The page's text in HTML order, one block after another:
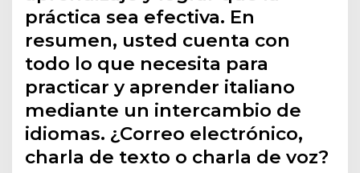
práctica sea efectiva. En
resumen, usted cuenta con
todo lo que necesita para
practicar y aprender italiano
mediante un intercambio de
idiomas. ¿Correo electrónico,
charla de texto o charla de voz?